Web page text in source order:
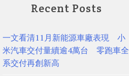
Recent Posts
一文看清11月新能源車廠表現 小
米汽車交付量續逾4萬台 零跑車全
系交付再創新高